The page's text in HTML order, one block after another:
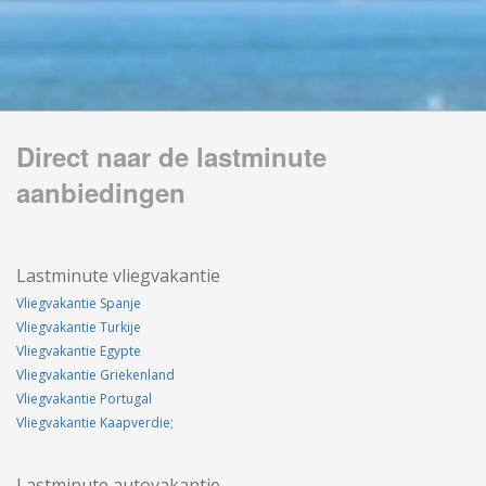
Direct naar de lastminute
aanbiedingen
Lastminute vliegvakantie
Vliegvakantie Spanje
Vliegvakantie Turkije
Vliegvakantie Egypte
Vliegvakantie Griekenland
Vliegvakantie Portugal
Vliegvakantie Kaapverdie;